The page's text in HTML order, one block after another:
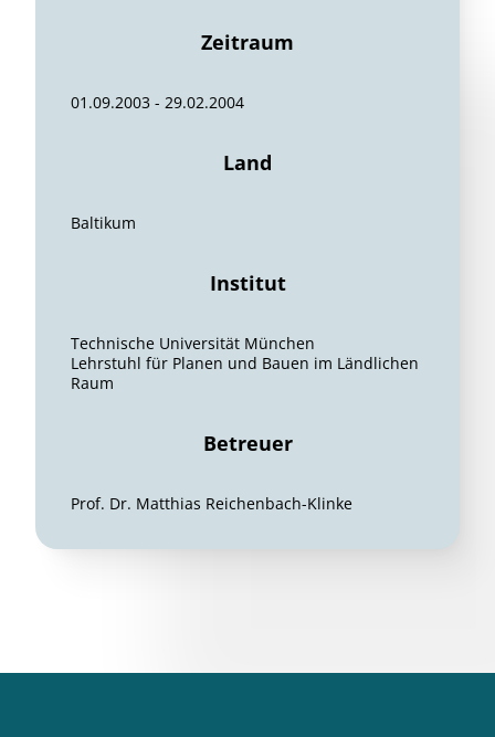
Zeitraum
01.09.2003 - 29.02.2004
Land
Baltikum
Institut
Technische Universität München
Lehrstuhl für Planen und Bauen im Ländlichen
Raum
Betreuer
Prof. Dr. Matthias Reichenbach-Klinke